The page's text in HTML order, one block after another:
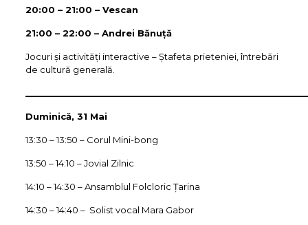
20:00 – 21:00 – Vescan
21:00 – 22:00 – Andrei Bănuță
Jocuri și activități interactive – Ștafeta prieteniei, întrebări
de cultură generală.
Duminică, 31 Mai
13:30 – 13:50 – Corul Mini-bong
13:50 – 14:10 – Jovial Zilnic
14:10 – 14:30 – Ansamblul Folcloric Țarina
14:30 – 14:40 – Solist vocal Mara Gabor